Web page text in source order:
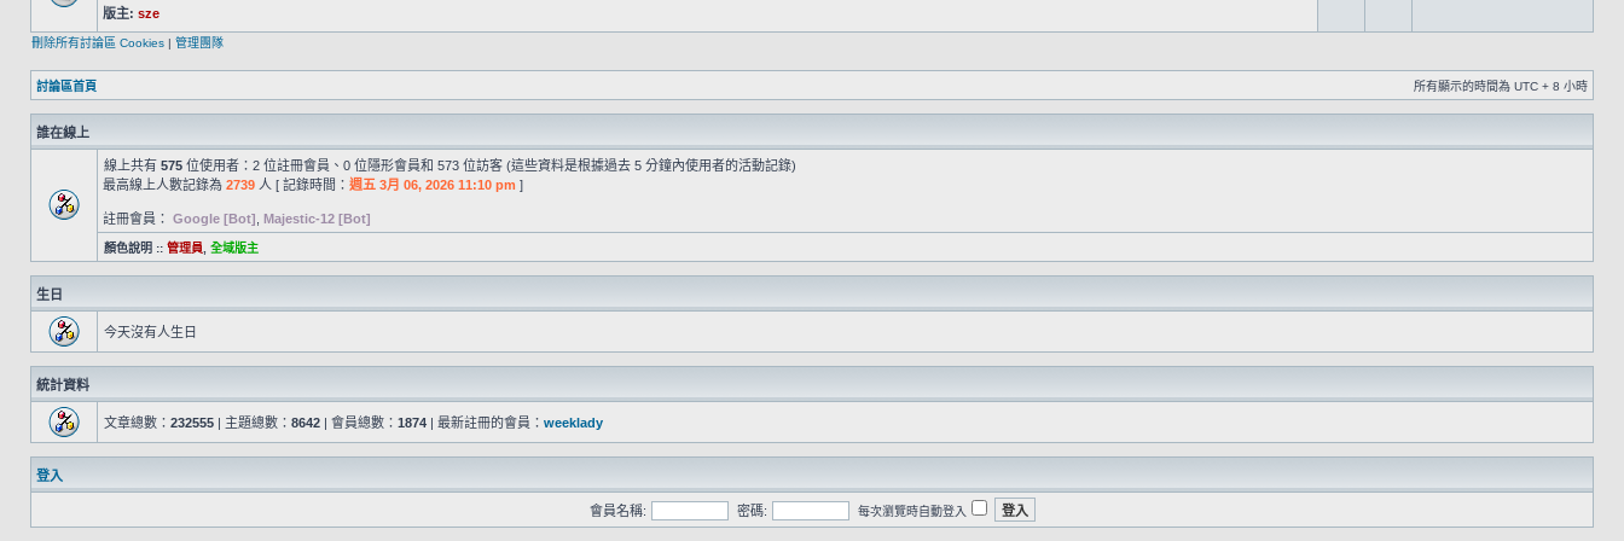
版主: sze
刪除所有討論區 Cookies | 管理團隊
討論區首頁 所有顯示的時間為 UTC + 8 小時
誰在線上
線上共有 575 位使用者：2 位註冊會員、0 位隱形會員和 573 位訪客 (這些資料是根據過去 5 分鐘內使用者的活動記錄)
最高線上人數記錄為 2739 人 [ 記錄時間： 週五 3月 06, 2026 11:10 pm ]
註冊會員： Google [Bot] Majestic-12 [Bot]
顏色說明 :: 管理員 全域版主
生日
今天沒有人生日
統計資料
文章總數： 232555 | 主題總數： 8642 | 會員總數： 1874 | 最新註冊的會員： weeklady
登入
會員名稱: 密碼: 每次瀏覽時自動登入